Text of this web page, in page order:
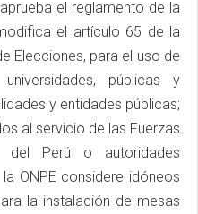
el reglamento de la
el artículo 65 de la
Elecciones, para el uso de
públicas y
y entidades públicas;
al servicio de las Fuerzas
del Perú o autoridades
ONPE considere idóneos
la instalación de mesas